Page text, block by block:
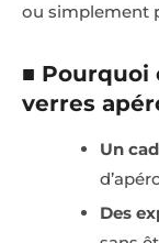
ou simplement
■ Pourquoi
verres
Un
Des